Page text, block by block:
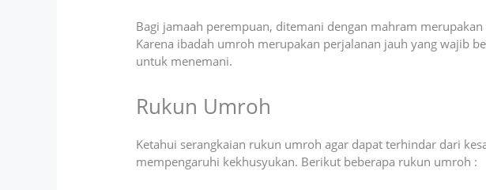
Bagi jamaah perempuan, ditemani dengan mahram
Karena ibadah umroh merupakan perjalanan jauh yang wajib
untuk menemani.
Rukun Umroh
Ketahui serangkaian rukun umroh agar dapat terhindar dari
mempengaruhi kekhusyukan. Berikut beberapa rukun umroh :